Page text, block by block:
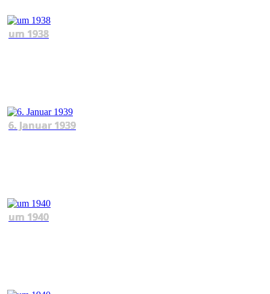
um 1938
6. Januar 1939
um 1940